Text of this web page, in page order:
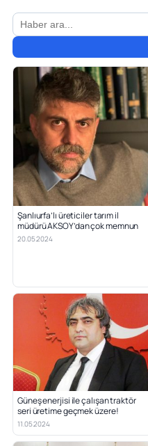
Şanlıurfa’lı üreticiler tarım il
müdürü AKSOY’dan çok memnun
20.05.2024
Güneş enerjisi ile çalışan traktör
seri üretime geçmek üzere!
11.05.2024